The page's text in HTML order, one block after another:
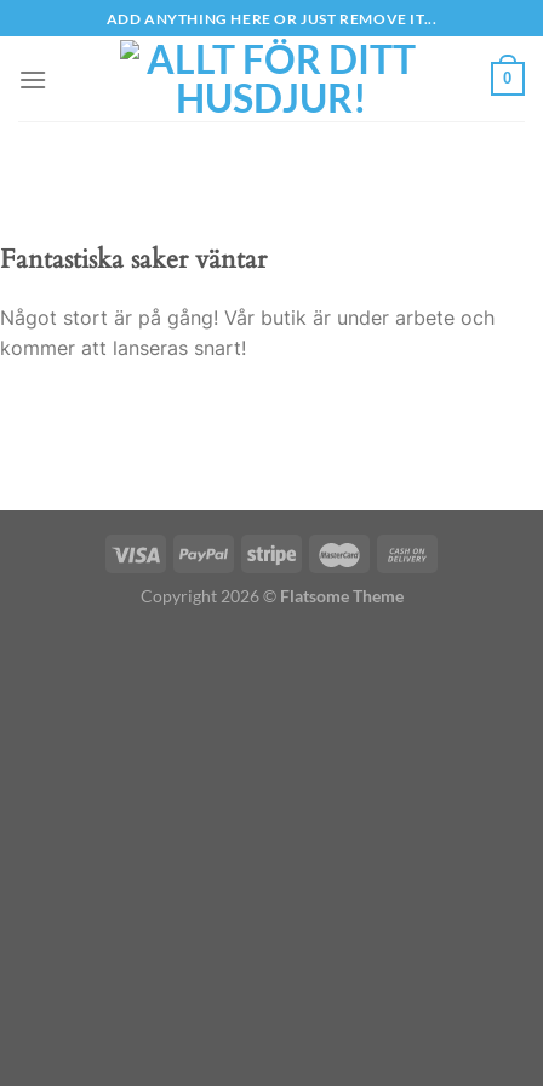
to
content
ADD ANYTHING HERE OR JUST REMOVE IT...
0
Fantastiska saker väntar
Något stort är på gång! Vår butik är under arbete och
kommer att lanseras snart!
Copyright 2026 © Flatsome Theme